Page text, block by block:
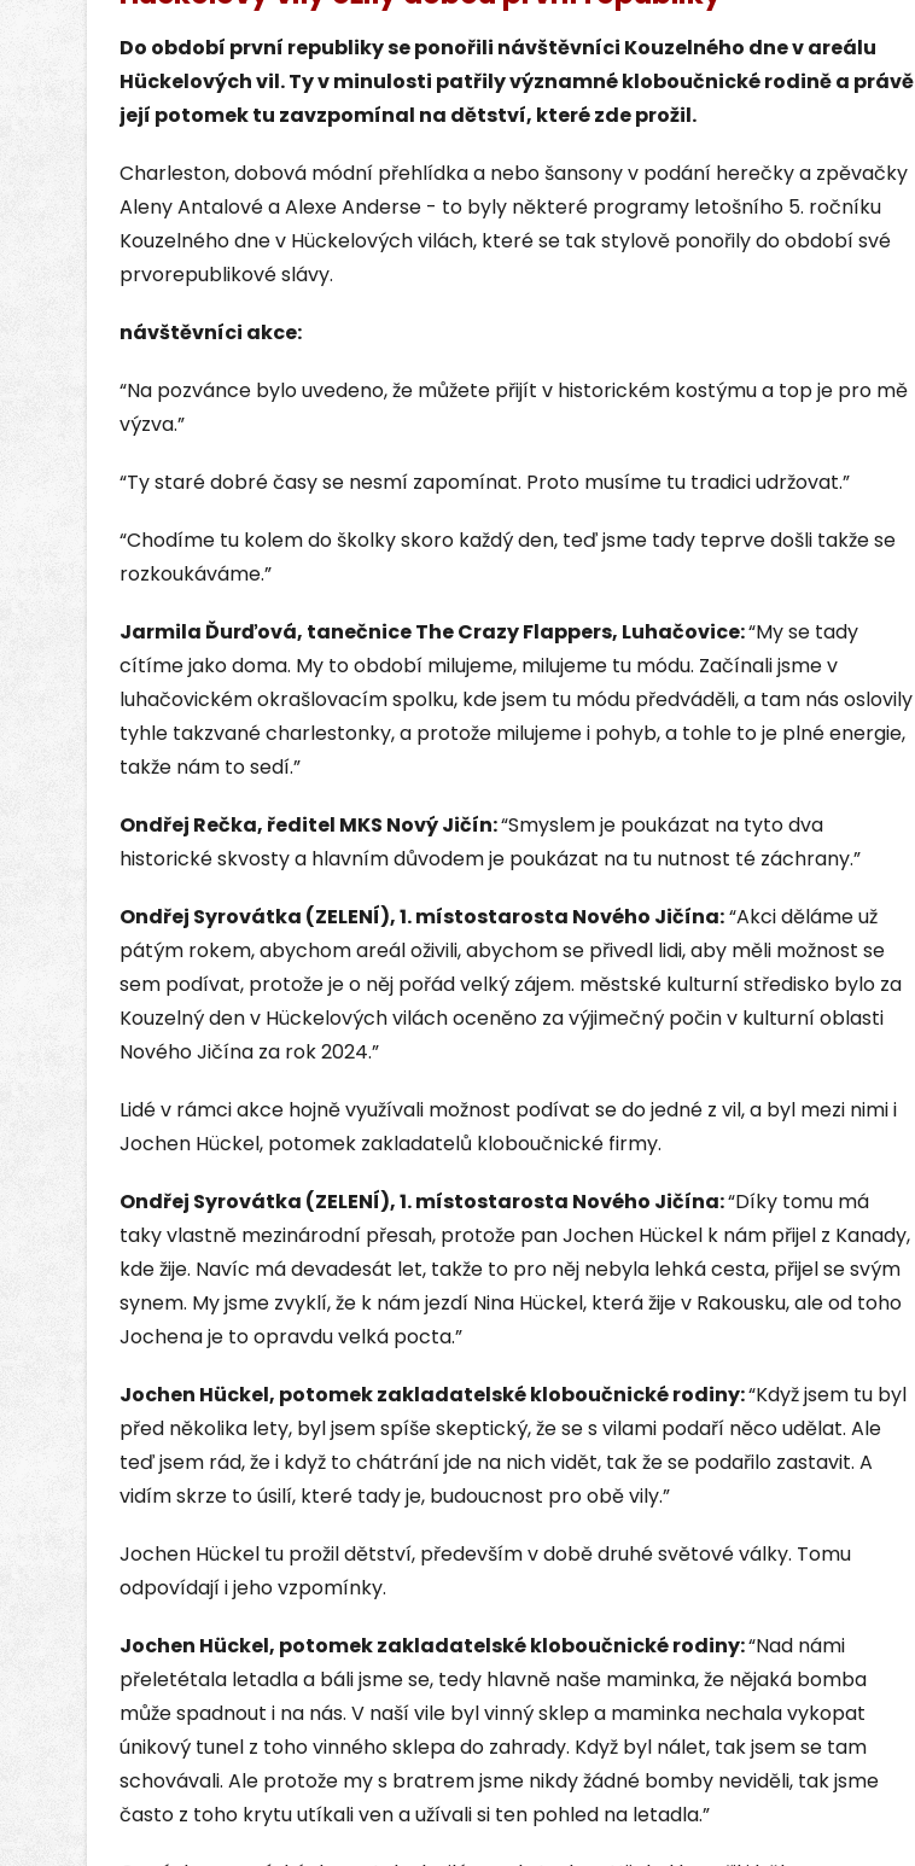
Do období první republiky se ponořili návštěvníci Kouzelného dne v areálu
Hückelových vil. Ty v minulosti patřily významné kloboučnické rodině a právě
její potomek tu zavzpomínal na dětství, které zde prožil.
Charleston, dobová módní přehlídka a nebo šansony v podání herečky a zpěvačky
Aleny Antalové a Alexe Anderse - to byly některé programy letošního 5. ročníku
Kouzelného dne v Hückelových vilách, které se tak stylově ponořily do období své
prvorepublikové slávy.
návštěvníci akce:
“Na pozvánce bylo uvedeno, že můžete přijít v historickém kostýmu a top je pro mě
výzva.”
“Ty staré dobré časy se nesmí zapomínat. Proto musíme tu tradici udržovat.”
“Chodíme tu kolem do školky skoro každý den, teď jsme tady teprve došli takže se
rozkoukáváme.”
Jarmila Ďurďová, tanečnice The Crazy Flappers, Luhačovice:“My se tady
cítíme jako doma. My to období milujeme, milujeme tu módu. Začínali jsme v
luhačovickém okrašlovacím spolku, kde jsem tu módu předváděli, a tam nás oslovily
tyhle takzvané charlestonky, a protože milujeme i pohyb, a tohle to je plné energie,
takže nám to sedí.”
Ondřej Rečka, ředitel MKS Nový Jičín:“Smyslem je poukázat na tyto dva
historické skvosty a hlavním důvodem je poukázat na tu nutnost té záchrany.”
Ondřej Syrovátka (ZELENÍ), 1. místostarosta Nového Jičína:“Akci děláme už
pátým rokem, abychom areál oživili, abychom se přivedl lidi, aby měli možnost se
sem podívat, protože je o něj pořád velký zájem. městské kulturní středisko bylo za
Kouzelný den v Hückelových vilách oceněno za výjimečný počin v kulturní oblasti
Nového Jičína za rok 2024.”
Lidé v rámci akce hojně využívali možnost podívat se do jedné z vil, a byl mezi nimi i
Jochen Hückel, potomek zakladatelů kloboučnické firmy.
Ondřej Syrovátka (ZELENÍ), 1. místostarosta Nového Jičína:“Díky tomu má
taky vlastně mezinárodní přesah, protože pan Jochen Hückel k nám přijel z Kanady,
kde žije. Navíc má devadesát let, takže to pro něj nebyla lehká cesta, přijel se svým
synem. My jsme zvyklí, že k nám jezdí Nina Hückel, která žije v Rakousku, ale od toho
Jochena je to opravdu velká pocta.”
Jochen Hückel, potomek zakladatelské kloboučnické rodiny:“Když jsem tu byl
před několika lety, byl jsem spíše skeptický, že se s vilami podaří něco udělat. Ale
teď jsem rád, že i když to chátrání jde na nich vidět, tak že se podařilo zastavit. A
vidím skrze to úsilí, které tady je, budoucnost pro obě vily.”
Jochen Hückel tu prožil dětství, především v době druhé světové války. Tomu
odpovídají i jeho vzpomínky.
Jochen Hückel, potomek zakladatelské kloboučnické rodiny:“Nad námi
přeletétala letadla a báli jsme se, tedy hlavně naše maminka, že nějaká bomba
může spadnout i na nás. V naší vile byl vinný sklep a maminka nechala vykopat
únikový tunel z toho vinného sklepa do zahrady. Když byl nálet, tak jsem se tam
schovávali. Ale protože my s bratrem jsme nikdy žádné bomby neviděli, tak jsme
často z toho krytu utíkali ven a užívali si ten pohled na letadla.”